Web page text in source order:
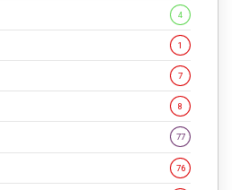
4
1
7
8
77
76